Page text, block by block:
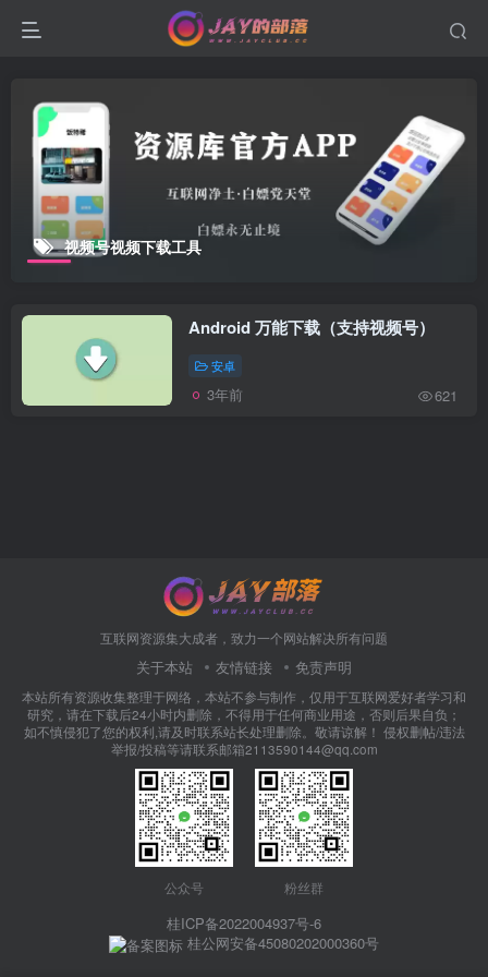
视频号视频下载工具
Android 万能下载（支持视频号）
安卓
3年前 621
互联网资源集大成者，致力一个网站解决所有问题
关于本站 友情链接 免责声明
本站所有资源收集整理于网络，本站不参与制作，仅用于互联网爱好者学习和
研究，请在下载后24小时内删除，不得用于任何商业用途，否则后果自负；
如不慎侵犯了您的权利,请及时联系站长处理删除。敬请谅解！ 侵权删帖/违法
举报/投稿等请联系邮箱2113590144@qq.com
公众号 粉丝群
桂ICP备2022004937号-6
桂公网安备45080202000360号